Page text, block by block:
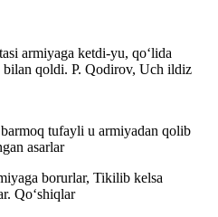
armiyaga ketdi-yu, qoʻlida
bilan qoldi. P. Qodirov, Uch ildiz
tufayli u armiyadan qolib
asarlar
borurlar, Tikilib kelsa
Qoʻshiqlar